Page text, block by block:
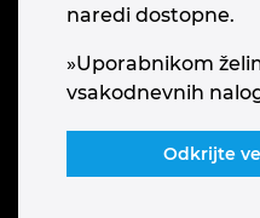
naredi dostopne.
»Uporabnikom
vsakodnevnih
Odkrijte